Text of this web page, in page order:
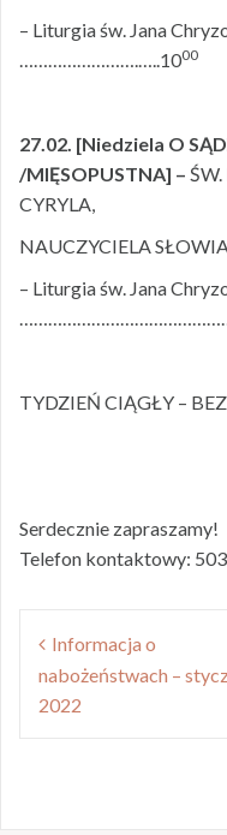
– Liturgia św. Jana
…………………….…..1000
27.02. [Niedziela O
/MIĘSOPUSTNA] –
CYRYLA,
NAUCZYCIELA
– Liturgia św. Jana
TYDZIEŃ CIĄGŁY –
Serdecznie zapraszamy!
Telefon kontaktowy:
Nawigacja
wpisu
Informacja o
nabożeństwach –
2022